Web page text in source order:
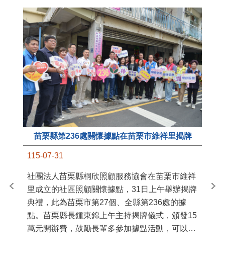
苗栗縣第236處關懷據點在苗栗市維祥里揭牌
115-07-31
社團法人苗栗縣桐欣照顧服務協會在苗栗市維祥
里成立的社區照顧關懷據點，31日上午舉辦揭牌
典禮，此為苗栗市第27個、全縣第236處的據
點。苗栗縣長鍾東錦上午主持揭牌儀式，頒發15
萬元開辦費，鼓勵長輩多參加據點活動，可以更